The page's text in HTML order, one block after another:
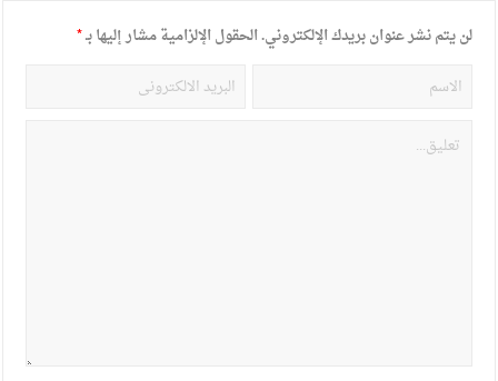
لن يتم نشر عنوان بريدك الإلكتروني.الحقول الإلزامية مشار إليها بـ*